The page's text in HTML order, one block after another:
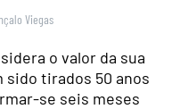
Viegas
o valor da sua
tirados 50 anos
se seis meses